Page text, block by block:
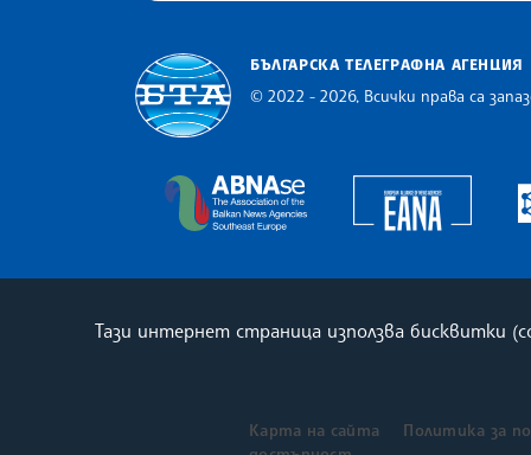
БЪЛГАРСКА ТЕЛЕГРАФНА АГЕНЦИЯ
© 2022 - 2026, Всички права са
The Assocoation of the
Карта на сайта
Политика за
Тази интернет страница използва бисквитки